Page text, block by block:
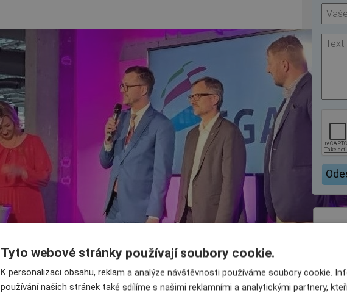
Tyto webové stránky používají soubory cookie.
K personalizaci obsahu, reklam a analýze návštěvnosti používáme soubory cookie.
používání našich stránek také sdílíme s našimi reklamními a analytickými partnery,